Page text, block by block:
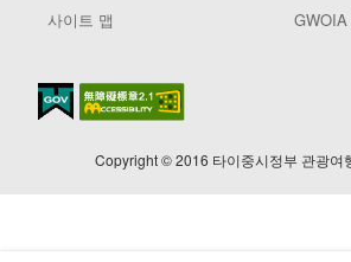
사이트 맵 GWOIA
Copyright © 2016 타이중시정부 관광여